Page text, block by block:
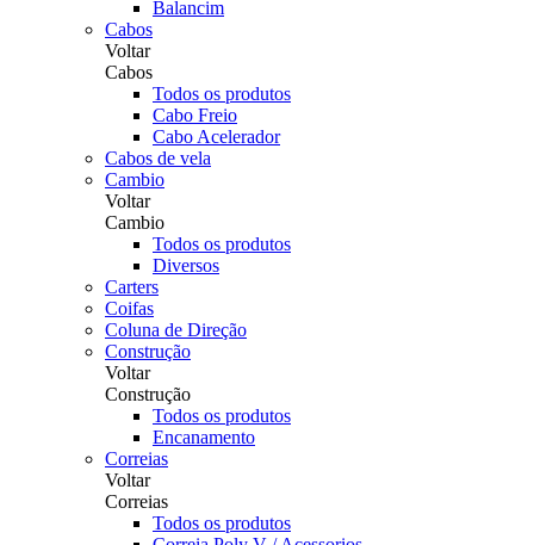
Balancim
Cabos
Voltar
Cabos
Todos os produtos
Cabo Freio
Cabo Acelerador
Cabos de vela
Cambio
Voltar
Cambio
Todos os produtos
Diversos
Carters
Coifas
Coluna de Direção
Construção
Voltar
Construção
Todos os produtos
Encanamento
Correias
Voltar
Correias
Todos os produtos